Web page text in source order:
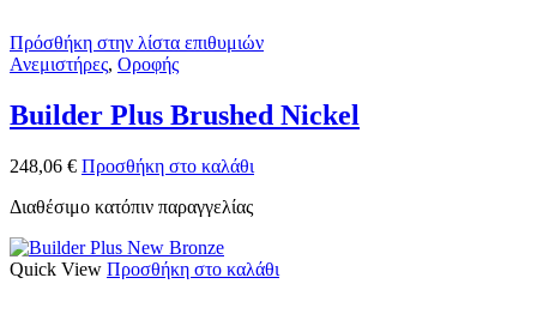
Πρόσθήκη στην λίστα επιθυμιών
Ανεμιστήρες, Οροφής
Builder Plus Brushed Nickel
248,06 € Προσθήκη στο καλάθι
Διαθέσιμο κατόπιν παραγγελίας
Quick View Προσθήκη στο καλάθι